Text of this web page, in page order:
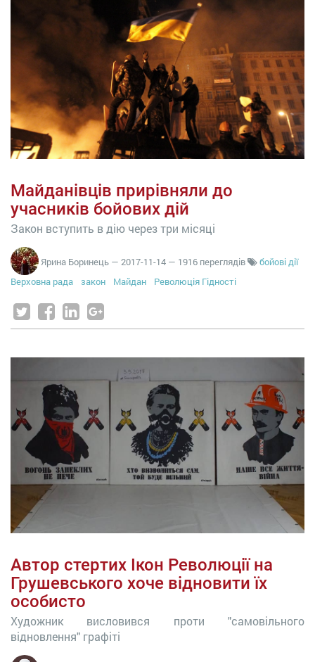
Майданівців прирівняли до
учасників бойових дій
Закон вступить в дію через три місяці
Ярина Боринець — 2017-11-14 — 1916 переглядів
бойові дії
Верховна рада
закон Майдан Революція Гідності
Автор стертих Ікон Революції на
Грушевського хоче відновити їх
особисто
Художник висловився проти "самовільного
відновлення" графіті